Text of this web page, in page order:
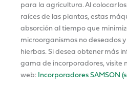
para la agricultura. Al colocar
raíces de las plantas, estas
absorción al tiempo que
microorganismos no deseados
hierbas. Si desea obtener más
gama de incorporadores, visite
web: Incorporadores SAMSON